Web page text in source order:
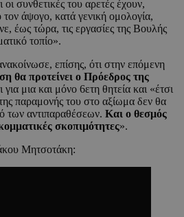
συνθετικές του αρετές έχουν,
τον άψογο, κατά γενική ομολογία,
έως τώρα, τις εργασίες της Βουλής
τοπίο».
επίσης, ότι στην επόμενη
θα προτείνει ο Πρόεδρος της
για μια και μόνο 6ετη θητεία και «έτσι
παραμονής του στο αξίωμα δεν θα
των αντιπαραθέσεων. Και ο θεσμός
σκοπιμότητες».
Μητσοτάκη: